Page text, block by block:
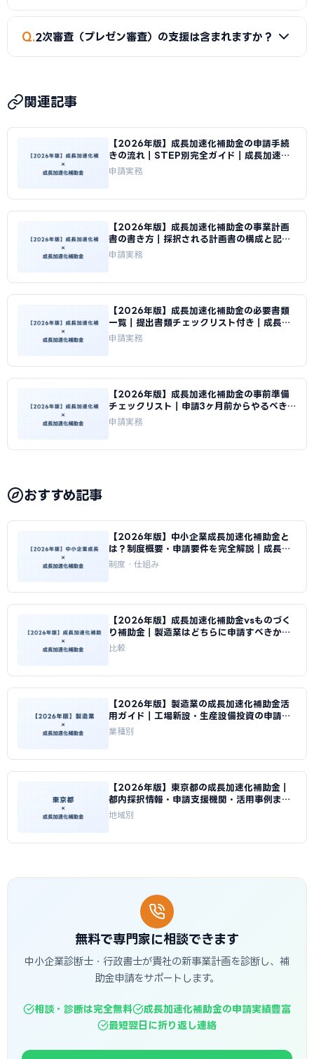
績報告期限まで）に対応する業務分が対象です。申請前の費
用（計画書作成費等）は原則対象外になる点に注意してくだ
A
認定支援機関の確認・連署はサービス次第で無料〜有料の
ださい。
Q 2次審査（プレゼン審査）の支援は含まれますか？
ンとして2次審査サポートが提供されます。プレゼン資料作
成・質疑応答練習・模擬審査が含まれるかを契約前に確認し
てください。2次審査対応の有無は採択率に直結するため、必
ず含む機関を選ぶことを推奨します。
関連記事
【2026年版】成長加速化補助金の申請手続
きの流れ｜STEP別完全ガイド｜成長加速化
補助金ナビ
申請実務
【2026年版】成長加速化補助金の事業計画
書の書き方｜採択される計画書の構成と記載
例｜成長加速化補助金ナビ
申請実務
【2026年版】成長加速化補助金の必要書類
一覧｜提出書類チェックリスト付き｜成長加
速化補助金ナビ
申請実務
【2026年版】成長加速化補助金の事前準備
チェックリスト｜申請3ヶ月前からやるべきこ
と｜成長加速化補助金ナビ
申請実務
おすすめ記事
【2026年版】中小企業成長加速化補助金と
は？制度概要・申請要件を完全解説｜成長加
速化補助金ナビ
制度・仕組み
【2026年版】成長加速化補助金vsものづく
り補助金｜製造業はどちらに申請すべきか徹
底比較｜成長加速化補助金ナビ
比較
【2026年版】製造業の成長加速化補助金活
用ガイド｜工場新設・生産設備投資の申請戦
略｜成長加速化補助金ナビ
業種別
【2026年版】東京都の成長加速化補助金｜
都内採択情報・申請支援機関・活用事例まと
め｜成長加速化補助金ナビ
地域別
無料で専門家に相談できます
中小企業診断士・行政書士が貴社の新事業計画を診断し、補
助金申請をサポートします。
相談・診断は完全無料
成長加速化補助金の申請実績豊富
最短翌日に折り返し連絡